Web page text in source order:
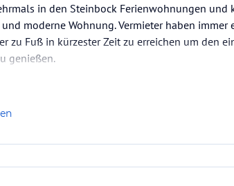
in den Steinbock Ferienwohnungen und
moderne Wohnung. Vermieter haben immer
zu Fuß in kürzester Zeit zu erreichen um den
genießen.